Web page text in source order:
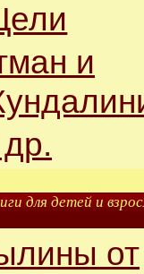
и
для детей и
от